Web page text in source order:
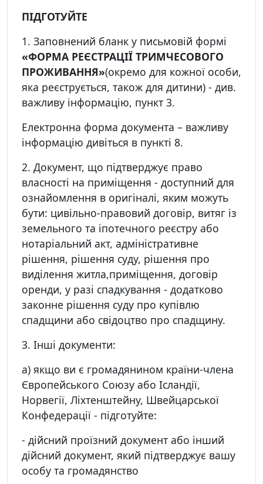
ПІДГОТУЙТЕ
1. Заповнений бланк у письмовій формі
«ФОРМА РЕЄСТРАЦІЇ ТРИМЧЕСОВОГО
ПРОЖИВАННЯ»(окремо для кожної особи,
яка реєструється, також для дитини) - див.
важливу інформацію, пункт 3.
Електронна форма документа – важливу
інформацію дивіться в пункті 8.
2. Документ, що підтверджує право
власності на приміщення - доступний для
ознайомлення в оригіналі, яким можуть
бути: цивільно-правовий договір, витяг із
земельного та іпотечного реєстру або
нотаріальний акт, адміністративне
рішення, рішення суду, рішення про
виділення житла,приміщення, договір
оренди, у разі спадкування - додатково
законне рішення суду про купівлю
спадщини або свідоцтво про спадщину.
3. Інші документи:
а) якщо ви є громадянином країни-члена
Європейського Союзу або Ісландії,
Норвегії, Ліхтенштейну, Швейцарської
Конфедерації - підготуйте:
- дійсний проїзний документ або інший
дійсний документ, який підтверджує вашу
особу та громадянство